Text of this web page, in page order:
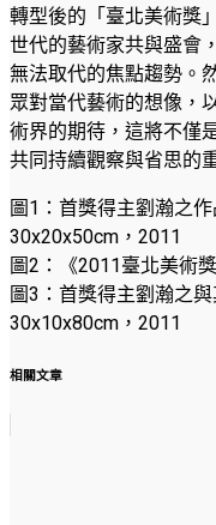
轉型後的「臺北美術獎
世代的藝術家共與盛會
無法取代的焦點趨勢。
眾對當代藝術的想像，
術界的期待，這將不僅
共同持續觀察與省思的
圖1：首獎得主劉瀚之
30x20x50cm，2011
圖2：《2011臺北美術
圖3：首獎得主劉瀚之
30x10x80cm，2011
相關文章